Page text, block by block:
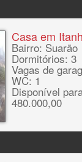
Casa em
Bairro: Suarão
Dormitórios: 3
Vagas de
WC: 1
Disponível
480.000,00